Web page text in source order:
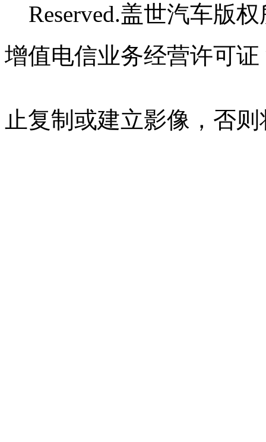
Reserved.盖世汽车版
增值电信业务经营许可证
止复制或建立影像，否